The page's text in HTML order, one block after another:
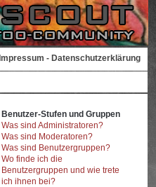
Impressum - Datenschutzerklärung
Benutzer-Stufen und Gruppen
Was sind Administratoren?
Was sind Moderatoren?
Was sind Benutzergruppen?
Wo finde ich die
Benutzergruppen und wie trete
ich ihnen bei?